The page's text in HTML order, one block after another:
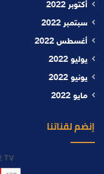
أكتوبر 2022
سبتمبر 2022
أغسطس 2022
يوليو 2022
يونيو 2022
مايو 2022
إنضم لقناتنا